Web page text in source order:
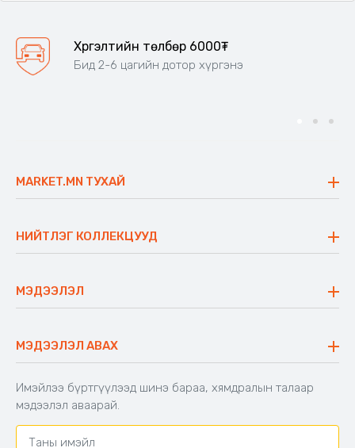
Хүргэлтийн төлбөр 6000₮
Бид 2-6 цагийн дотор хүргэнэ
MARKET.MN ТУХАЙ
Үнэт зүйлс
Ажлын байр
Блог
НИЙТЛЭГ КОЛЛЕКЦУУД
Сүүдрэвч
Аяны ширээ
Аяны түшлэгтэй сандал
МЭДЭЭЛЭЛ
Буцаалтын журам
Захиалга шалгах
Хамтран ажиллах
Холбоо барих
МЭДЭЭЛЭЛ АВАХ
Имэйлээ бүртгүүлээд шинэ бараа, хямдралын талаар
мэдээлэл аваарай.